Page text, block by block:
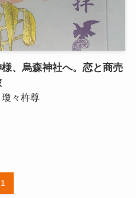
、烏森神社へ。恋と商売
瓊々杵尊
1